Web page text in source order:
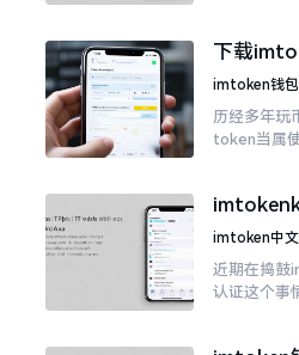
议
下载
用户都咋
imtoken钱
历经多年玩
token当属
imtoken中
近期在捣鼓
认证这个事